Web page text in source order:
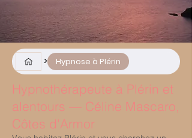
> Hypnose à Plérin
Hypnothérapeute à Plérin et
alentours — Céline Mascaro,
Côtes d'Armor